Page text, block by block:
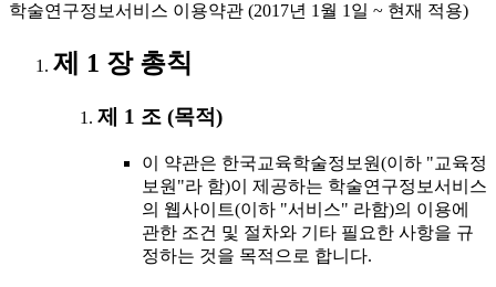
학술연구정보서비스 이용약관 (2017년 1월 1일 ~ 현재 적용)
제 1 장 총칙
제 1 조 (목적)
이 약관은 한국교육학술정보원(이하 "교육정
보원"라 함)이 제공하는 학술연구정보서비스
의 웹사이트(이하 "서비스" 라함)의 이용에
관한 조건 및 절차와 기타 필요한 사항을 규
정하는 것을 목적으로 합니다.